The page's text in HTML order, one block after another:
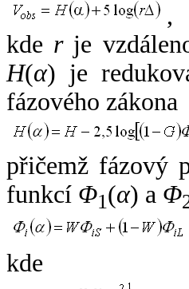
,
kde rje
H(α) je
fázového zákona
přičemž fázový
funkcí Φ1(α) a Φ
kde